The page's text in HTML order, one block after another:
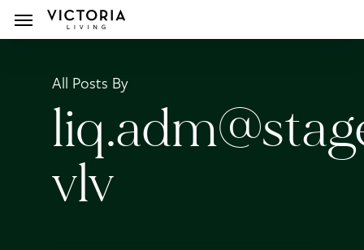
Skip
Menu
All Posts By
vlv